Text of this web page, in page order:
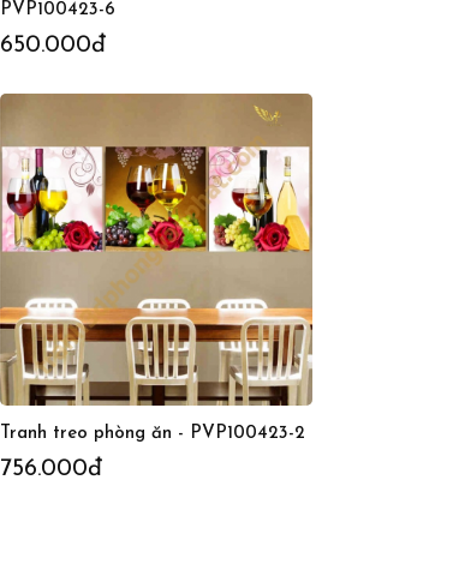
PVP100423-6
650.000đ
Tranh treo phòng ăn - PVP100423-2
756.000đ